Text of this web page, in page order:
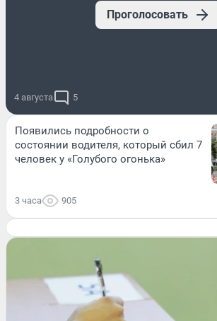
Проголосовать
4 августа 5
Появились подробности о
состоянии водителя, который сбил 7
человек у «Голубого огонька»
3 часа 905